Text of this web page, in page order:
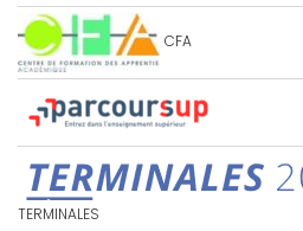
CFA
TERMINALES